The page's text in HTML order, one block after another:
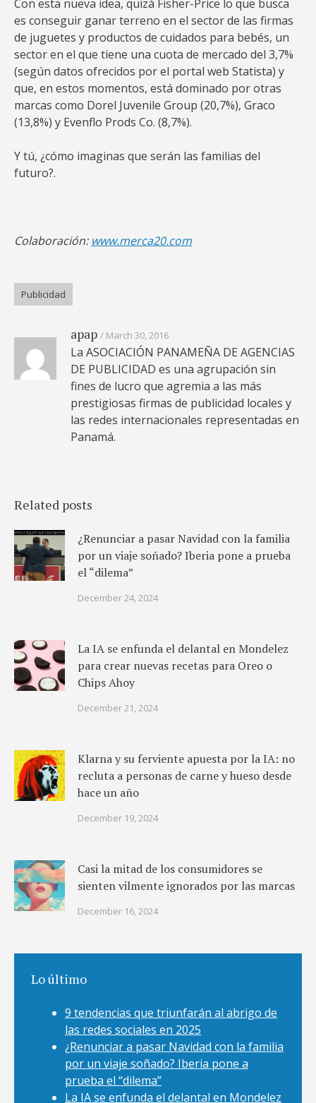
Con esta nueva idea, quizá Fisher-Price lo que busca
es conseguir ganar terreno en el sector de las firmas
de juguetes y productos de cuidados para bebés, un
sector en el que tiene una cuota de mercado del 3,7%
(según datos ofrecidos por el portal web Statista) y
que, en estos momentos, está dominado por otras
marcas como Dorel Juvenile Group (20,7%), Graco
(13,8%) y Evenflo Prods Co. (8,7%).
Y tú, ¿cómo imaginas que serán las familias del
futuro?.
Colaboración: www.merca20.com
Publicidad
apap March 30, 2016
La ASOCIACIÓN PANAMEÑA DE AGENCIAS
DE PUBLICIDAD es una agrupación sin
fines de lucro que agremia a las más
prestigiosas firmas de publicidad locales y
las redes internacionales representadas en
Panamá.
Related posts
¿Renunciar a pasar Navidad con la familia
por un viaje soñado? Iberia pone a prueba
el “dilema”
December 24, 2024
La IA se enfunda el delantal en Mondelez
para crear nuevas recetas para Oreo o
Chips Ahoy
December 21, 2024
Klarna y su ferviente apuesta por la IA: no
recluta a personas de carne y hueso desde
hace un año
December 19, 2024
Casi la mitad de los consumidores se
sienten vilmente ignorados por las marcas
December 16, 2024
Lo último
9 tendencias que triunfarán al abrigo de
las redes sociales en 2025
¿Renunciar a pasar Navidad con la familia
por un viaje soñado? Iberia pone a
prueba el “dilema”
La IA se enfunda el delantal en Mondelez